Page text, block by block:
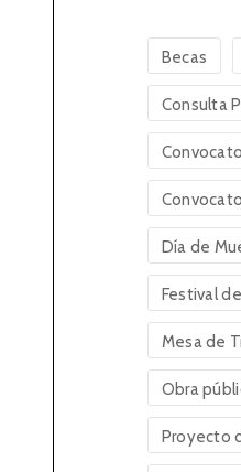
Becas
Consulta
Día de
Festival
Mesa de
Obra
Proyecto